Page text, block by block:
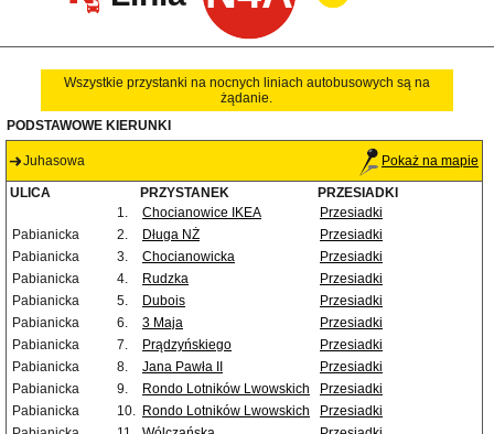
Wszystkie przystanki na nocnych liniach autobusowych są na
żądanie.
PODSTAWOWE KIERUNKI
Juhasowa Pokaż na mapie
ULICA PRZYSTANEK
PRZESIADKI
1.
Chocianowice IKEA
Przesiadki
Pabianicka
2. Długa NŻ
Przesiadki
Pabianicka
3. Chocianowicka
Przesiadki
Pabianicka
4. Rudzka
Przesiadki
Pabianicka
5. Dubois
Przesiadki
Pabianicka
6. 3 Maja
Przesiadki
Pabianicka
7. Prądzyńskiego
Przesiadki
Pabianicka
8. Jana Pawła II
Przesiadki
Pabianicka
9. Rondo Lotników Lwowskich
Przesiadki
Pabianicka
10. Rondo Lotników Lwowskich
Przesiadki